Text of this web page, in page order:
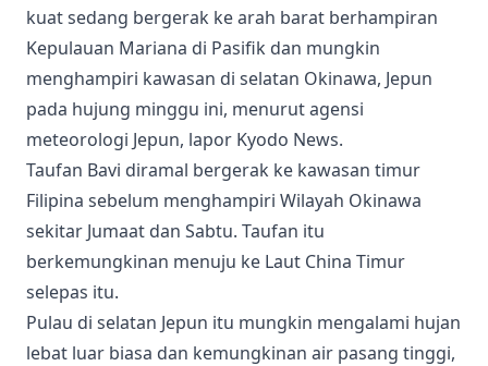
kuat sedang bergerak ke arah barat berhampiran
Kepulauan Mariana di Pasifik dan mungkin
menghampiri kawasan di selatan Okinawa, Jepun
pada hujung minggu ini, menurut agensi
meteorologi Jepun, lapor Kyodo News.
Taufan Bavi diramal bergerak ke kawasan timur
Filipina sebelum menghampiri Wilayah Okinawa
sekitar Jumaat dan Sabtu. Taufan itu
berkemungkinan menuju ke Laut China Timur
selepas itu.
Pulau di selatan Jepun itu mungkin mengalami hujan
lebat luar biasa dan kemungkinan air pasang tinggi,